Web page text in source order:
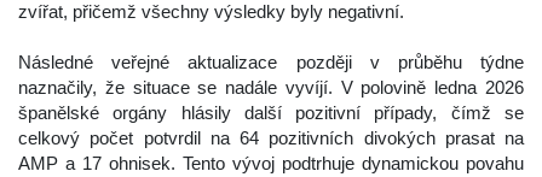
zvířat, přičemž všechny výsledky byly negativní.
Následné veřejné aktualizace později v průběhu týdne
naznačily, že situace se nadále vyvíjí. V polovině ledna 2026
španělské orgány hlásily další pozitivní případy, čímž se
celkový počet potvrdil na 64 pozitivních divokých prasat na
AMP a 17 ohnisek. Tento vývoj podtrhuje dynamickou povahu